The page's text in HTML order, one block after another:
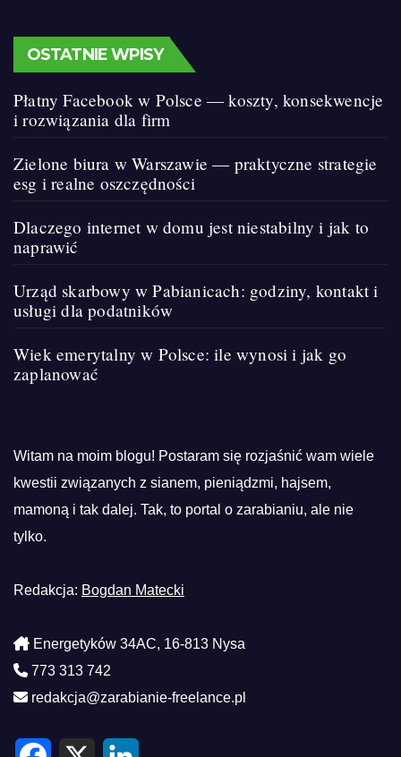
OSTATNIE WPISY
Płatny Facebook w Polsce — koszty, konsekwencje
i rozwiązania dla firm
Zielone biura w Warszawie — praktyczne strategie
esg i realne oszczędności
Dlaczego internet w domu jest niestabilny i jak to
naprawić
Urząd skarbowy w Pabianicach: godziny, kontakt i
usługi dla podatników
Wiek emerytalny w Polsce: ile wynosi i jak go
zaplanować
Witam na moim blogu! Postaram się rozjaśnić wam wiele
kwestii związanych z sianem, pieniądzmi, hajsem,
mamoną i tak dalej. Tak, to portal o zarabianiu, ale nie
tylko.
Redakcja: Bogdan Matecki
Energetyków 34AC, 16-813 Nysa
773 313 742
redakcja@zarabianie-freelance.pl
F
X